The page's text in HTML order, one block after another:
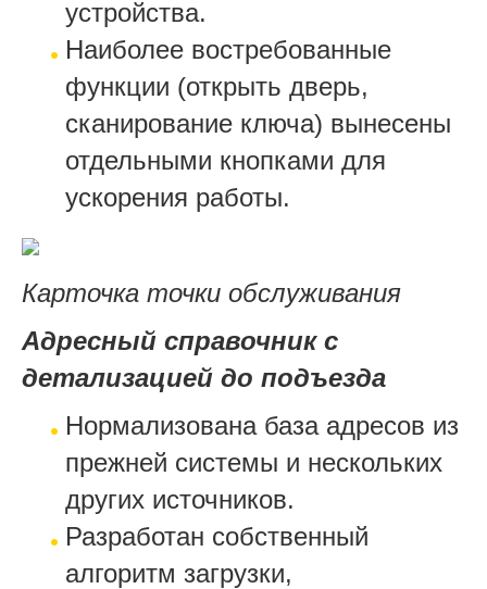
устройства.
Наиболее востребованные
функции (открыть дверь,
сканирование ключа) вынесены
отдельными кнопками для
ускорения работы.
Карточка точки обслуживания
Адресный справочник с
детализацией до подъезда
Нормализована база адресов из
прежней системы и нескольких
других источников.
Разработан собственный
алгоритм загрузки,